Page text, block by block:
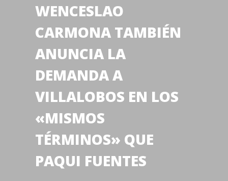
WENCESLAO
CARMONA TAMBIÉN
ANUNCIA LA
DEMANDA A
VILLALOBOS EN LOS
«MISMOS
TÉRMINOS» QUE
PAQUI FUENTES